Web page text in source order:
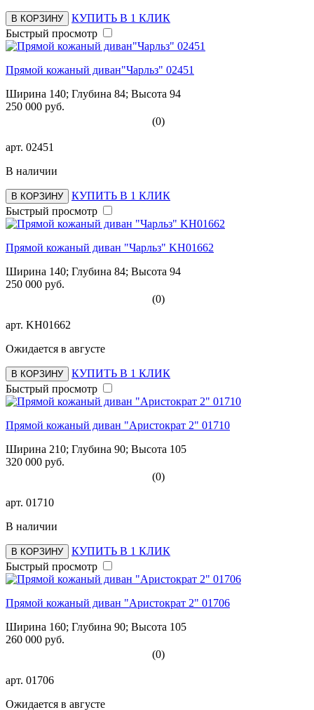
В КОРЗИНУ
КУПИТЬ В 1 КЛИК
Быстрый просмотр
Прямой кожаный диван"Чарльз" 02451
Ширина 140; Глубина 84; Высота 94
250 000 руб.
(0)
арт. 02451
В наличии
В КОРЗИНУ
КУПИТЬ В 1 КЛИК
Быстрый просмотр
Прямой кожаный диван "Чарльз" KH01662
Ширина 140; Глубина 84; Высота 94
250 000 руб.
(0)
арт. KH01662
Ожидается в августе
В КОРЗИНУ
КУПИТЬ В 1 КЛИК
Быстрый просмотр
Прямой кожаный диван "Аристократ 2" 01710
Ширина 210; Глубина 90; Высота 105
320 000 руб.
(0)
арт. 01710
В наличии
В КОРЗИНУ
КУПИТЬ В 1 КЛИК
Быстрый просмотр
Прямой кожаный диван "Аристократ 2" 01706
Ширина 160; Глубина 90; Высота 105
260 000 руб.
(0)
арт. 01706
Ожидается в августе